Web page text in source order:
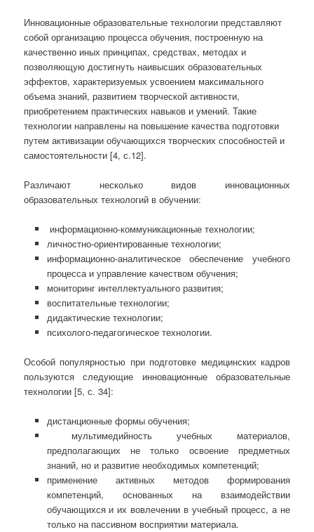
Инновационные образовательные технологии представляют
собой организацию процесса обучения, построенную на
качественно иных принципах, средствах, методах и
позволяющую достигнуть наивысших образовательных
эффектов, характеризуемых усвоением максимального
объема знаний, развитием творческой активности,
приобретением практических навыков и умений. Такие
технологии направлены на повышение качества подготовки
путем активизации обучающихся творческих способностей и
самостоятельности [4, с.12].
Различают несколько видов инновационных
образовательных технологий в обучении:
информационно-коммуникационные технологии;
личностно-ориентированные технологии;
информационно-аналитическое обеспечение учебного
процесса и управление качеством обучения;
мониторинг интеллектуального развития;
воспитательные технологии;
дидактические технологии;
психолого-педагогическое технологии.
Особой популярностью при подготовке медицинских кадров
пользуются следующие инновационные образовательные
технологии [5, с. 34]:
дистанционные формы обучения;
мультимедийность учебных материалов,
предполагающих не только освоение предметных
знаний, но и развитие необходимых компетенций;
применение активных методов формирования
компетенций, основанных на взаимодействии
обучающихся и их вовлечении в учебный процесс, а не
только на пассивном восприятии материала.